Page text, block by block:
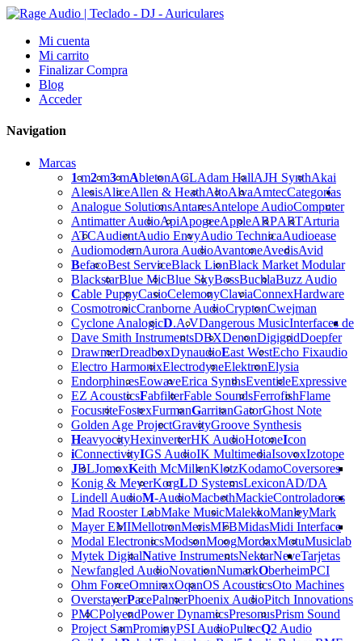
Mi cuenta
Mi carrito
Finalizar Compra
Blog
Acceder
Navigation
Marcas
1m2m3mAbletonACLAdam HallAJH SynthAkai
AlesisAliceAllen & HeathAltoAlvaAmtec
Analogue SolutionsAntaresAntelope Audio
Antimatter AudioApiApogeeAppleARPARTArturia
ATCAudientAudio EnvyAudio TechnicaAudioease
AudiomodernAurora AudioAvantoneAvedisAvid
BefacoBest ServiceBlack LionBlack Market Modular
BlackstarBlue MicBlue SkyBossBuchlaBuzz Audio
Cable PuppyCasioCelemonyClaviaConnex
CosmotronicCranborne AudioCryptonCwejman
Cyclone AnalogicD.A.VDangerous Music
Dave Smith InstrumentsDBXDenonDigigridDoepfer
DrawmerDreadboxDynaudioEast WestEcho Fix
Electro HarmonixElectrodyneElektronElysia
Endorphin.esEowaveErica SynthsEventideExpressive
EZ AcousticsFabfilterFable SoundsFerrofishFlame
FocusriteFostexFurmanGarritanGatorGhost Note
Golden Age ProjectGravityGroove Synthesis
HeavyocityHexinverterHK AudioHotoneIcon
iConnectivityIGS AudioIK MultimediaIsovoxIzotope
JBLJomoxKeith McMillenKlotzKodamo
Konig & MeyerKorgLD SystemsLexicon
Lindell AudioM-AudioMacbethMackie
Mad Rooster LabMake MusicMalekkoManleyMark
Mayer EMIMellotronMerisMFBMidas
Modal ElectronicsModsonMoogMordaxMotuMusiclab
Mytek DigitalNative InstrumentsNektarNeve
Newfangled AudioNovationNumarkOberheim
Ohm ForceOmniraxOqanOS AcousticsOto Machines
OverstayerPacePalmerPhoenix AudioPitch Innovations
PMCPolyendPower DynamicsPresonusPrism Sound
Project SamProminyPSI AudioPultecQ2 Audio
Categorías
Computer
Hardware
Interfaces de
audio
Coversores
AD/DA
Controladores
Midi Interface
Tarjetas
PCI